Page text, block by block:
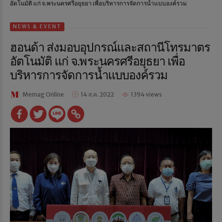
อัตโนมัติ แก่ จ.พระนครศรีอยุธยา เพื่อบริหารการจัดการน้ำแบบองค์รวม
NEWS & EVENT
ฮอนด้า ส่งมอบอุปกรณ์และสถานีโทรมาตร
อัตโนมัติ แก่ จ.พระนครศรีอยุธยา เพื่อ
บริหารการจัดการน้ำแบบองค์รวม
Memag Online 14 ส.ค. 2022 1394 views